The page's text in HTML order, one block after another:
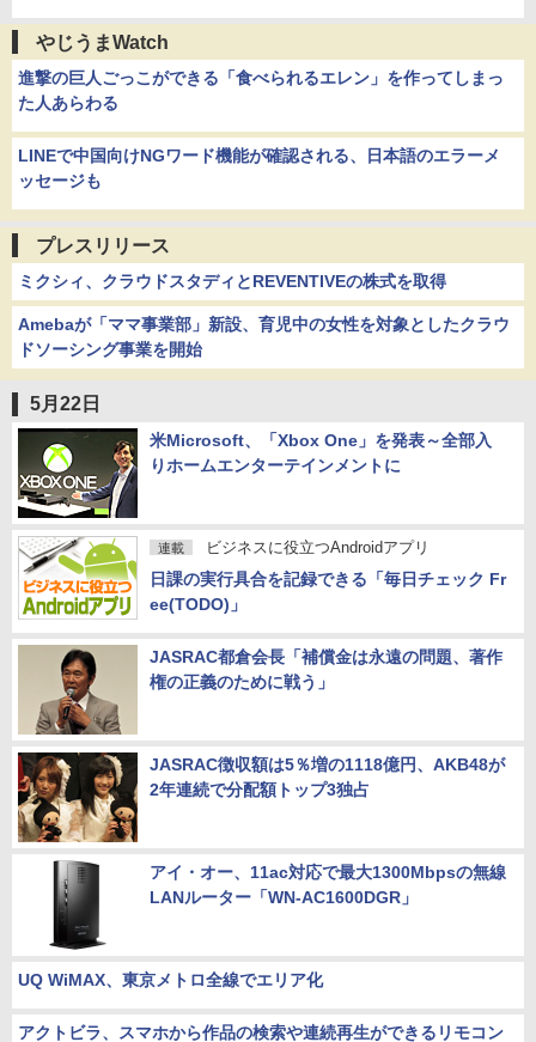
やじうまWatch
進撃の巨人ごっこができる「食べられるエレン」を作ってしまっ
た人あらわる
LINEで中国向けNGワード機能が確認される、日本語のエラーメ
ッセージも
プレスリリース
ミクシィ、クラウドスタディとREVENTIVEの株式を取得
Amebaが「ママ事業部」新設、育児中の女性を対象としたクラウ
ドソーシング事業を開始
5月22日
米Microsoft、「Xbox One」を発表～全部入
りホームエンターテインメントに
連載 ビジネスに役立つAndroidアプリ
日課の実行具合を記録できる「毎日チェック Fr
ee(TODO)」
JASRAC都倉会長「補償金は永遠の問題、著作
権の正義のために戦う」
JASRAC徴収額は5％増の1118億円、AKB48が
2年連続で分配額トップ3独占
アイ・オー、11ac対応で最大1300Mbpsの無線
LANルーター「WN-AC1600DGR」
UQ WiMAX、東京メトロ全線でエリア化
アクトビラ、スマホから作品の検索や連続再生ができるリモコン